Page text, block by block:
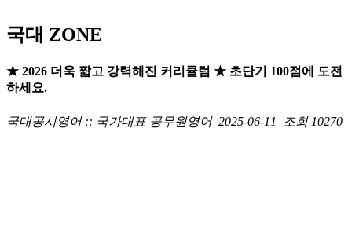
국대 ZONE
★ 2026 더욱 짧고 강력해진 커리큘럼 ★ 초단기 100점에 도전
하세요.
국대공시영어 :: 국가대표 공무원영어 2025-06-11 조회 10270